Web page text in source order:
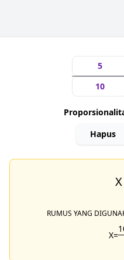
Hapus
RUMUS YANG
X=